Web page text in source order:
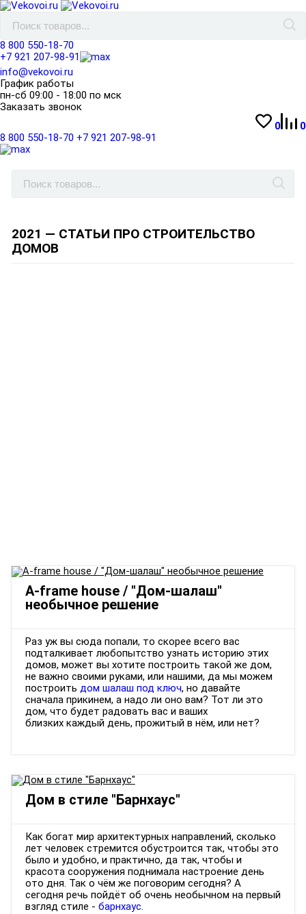
8 800 550-18-70
+7 921 207-98-91
info@vekovoi.ru
График работы
пн-сб 09:00 - 18:00 по мск
Заказать звонок
0
0
8 800 550-18-70 +7 921 207-98-91
2021 — СТАТЬИ ПРО СТРОИТЕЛЬСТВО
ДОМОВ
A-frame house / "Дом-шалаш"
необычное решение
Раз уж вы сюда попали, то скорее всего вас
подталкивает любопытство узнать историю этих
домов, может вы хотите построить такой же дом,
не важно своими руками, или нашими, да мы можем
построить дом шалаш под ключ, но давайте
сначала прикинем, а надо ли оно вам? Тот ли это
дом, что будет радовать вас и ваших
близких каждый день, прожитый в нём, или нет?
Дом в стиле "Барнхаус"
Как богат мир архитектурных направлений, сколько
лет человек стремится обустроится так, чтобы это
было и удобно, и практично, да так, чтобы и
красота сооружения поднимала настроение день
ото дня. Так о чём же поговорим сегодня? А
сегодня речь пойдёт об очень необычном на первый
взгляд стиле - барнхаус.